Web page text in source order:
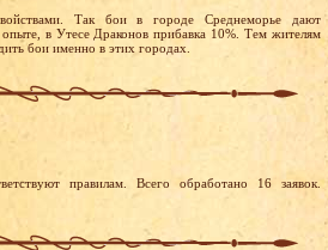
Так бои в городе Среднеморье дают
в Утесе Драконов прибавка 10%. Тем жителям
бои именно в этих городах.
правилам. Всего обработано 16 заявок.